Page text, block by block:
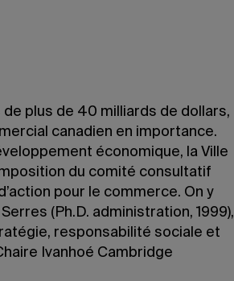
plus de 40 milliards de dollars,
canadien en importance.
économique, la Ville
du comité consultatif
pour le commerce. On y
(Ph.D. administration, 1999),
responsabilité sociale et
Ivanhoé Cambridge